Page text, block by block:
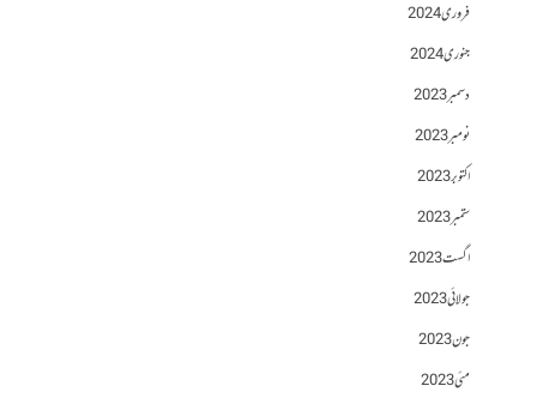
فروری 2024
جنوری 2024
دسمبر 2023
نومبر 2023
اکتوبر 2023
ستمبر 2023
اگست 2023
جولائی 2023
جون 2023
مئی 2023